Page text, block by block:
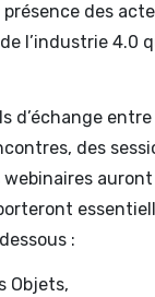
des
l’industrie 4.0
d’échange
des
:
Objets,